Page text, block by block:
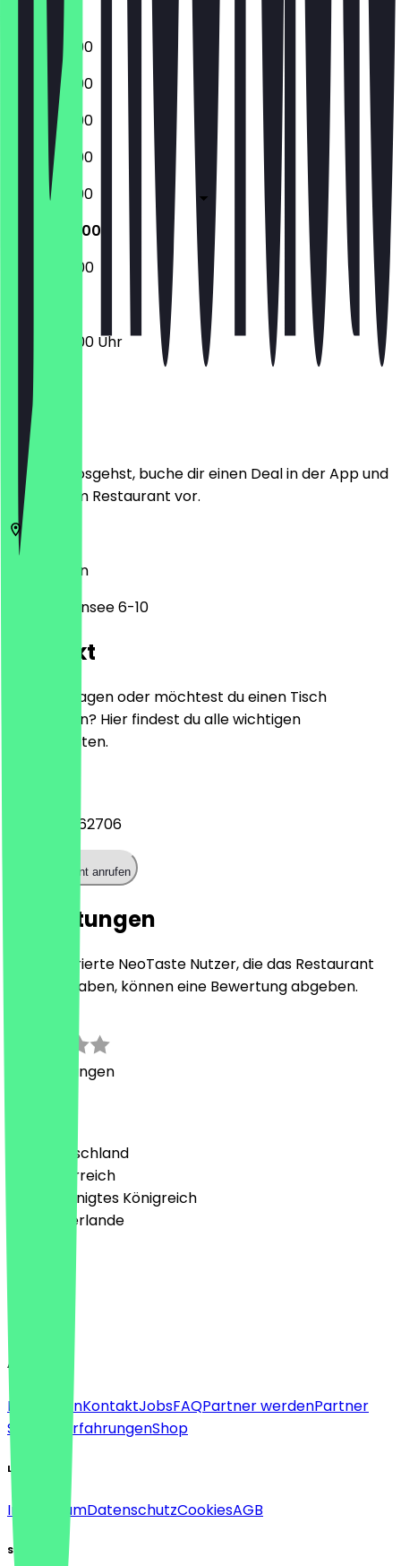
Sonntag
06:30 - 19:00
06:30 - 19:00
06:30 - 19:00
06:30 - 19:00
06:30 - 19:00
06:30 - 18:00
07:00 - 12:00
06:30 - 18:00 Uhr
Ort
Bevor du losgehst, buche dir einen Deal in der App und
zeige ihn im Restaurant vor.
Berlin
Alt-Heiligensee 6-10
Kontakt
Hast du Fragen oder möchtest du einen Tisch
reservieren? Hier findest du alle wichtigen
Kontaktdaten.
+493043662706
Restaurant anrufen
Bewertungen
Nur registrierte NeoTaste Nutzer, die das Restaurant
besucht haben, können eine Bewertung abgeben.
Bewertungen
🇩🇪 Deutschland
🇦🇹 Österreich
🇬🇧 Vereinigtes Königreich
🇳🇱 Niederlande
Deutsch
English
About
Für FirmenKontaktJobsFAQPartner werdenPartner
Support
ErfahrungenShop
Legal
ImpressumDatenschutzCookiesAGB
Social